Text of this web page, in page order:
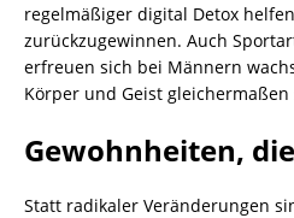
regelmäßiger digital Detox
zurückzugewinnen. Auch
erfreuen sich bei Männern
Körper und Geist gleichermaßen
Gewohnheiten,
Statt radikaler Veränderungen